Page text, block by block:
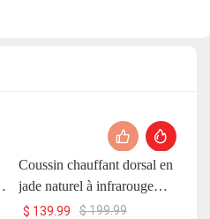
Coussin chauffant dorsal en
jade naturel à infrarouge
lointain UTK, H11S2
$ 139.99 $199.99